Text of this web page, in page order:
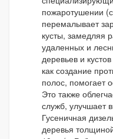
пожаротушении
перемалывает
кусты, замедляя
удаленных и
деревьев и
как создание
полос, помогает
Это также
служб, улучшает
Гусеничная
деревья